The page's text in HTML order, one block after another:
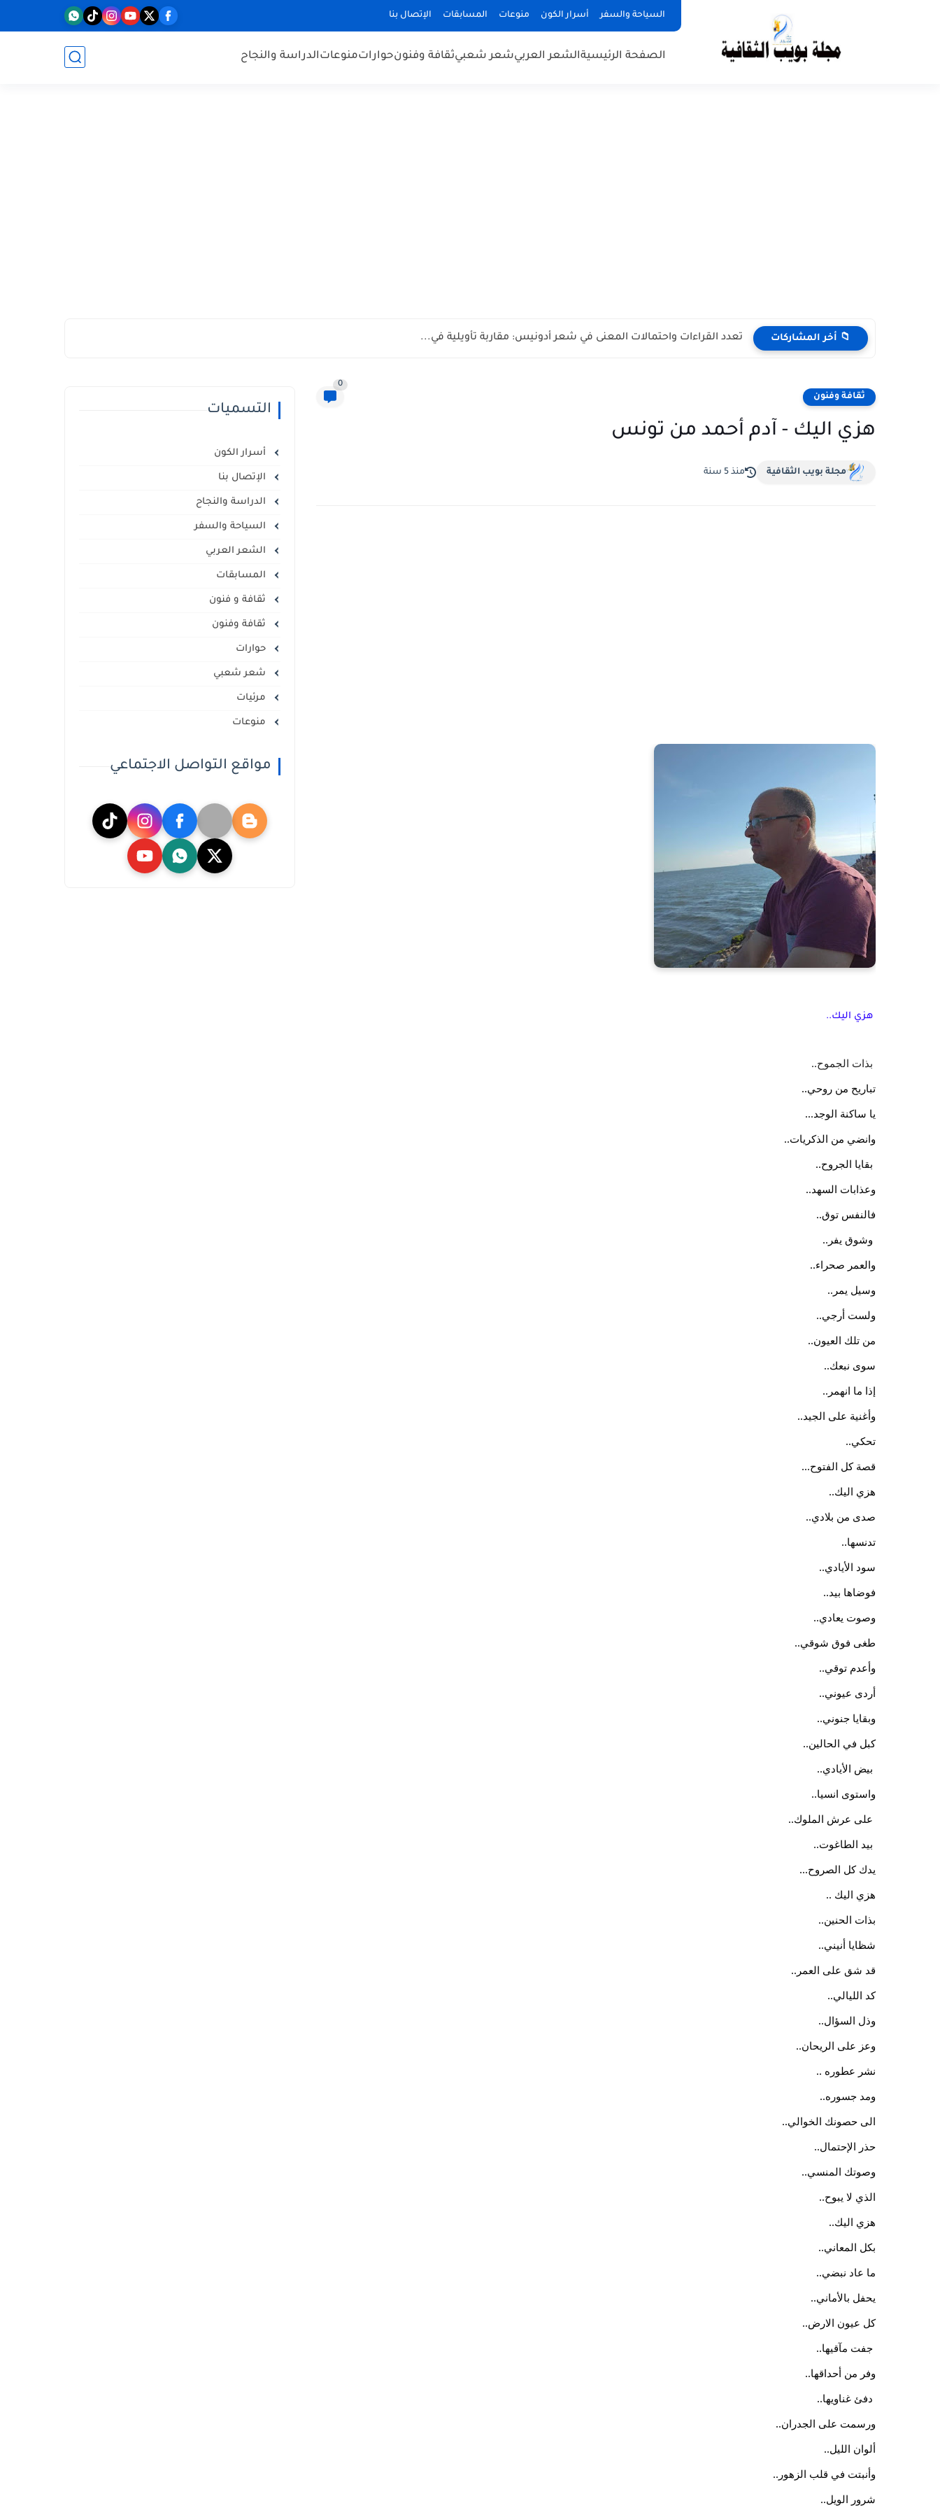
السياحة والسفر أسرار الكون منوعات المسابقات الإتصال بنا
الصفحة الرئيسيةالشعر العربيشعر شعبيثقافة وفنونحواراتمنوعاتالدراسة والنجاح
📁 أخر المشاركات تعدد القراءات واحتمالات المعنى في شعر أدونيس: مقاربة تأويلية في...
ثقافة وفنون
0
هزي اليك - آدم أحمد من تونس
مجلة بويب الثقافية منذ 5 سنة
هزي اليك..
تباريح من روحي..
يا ساكنة الوجد...
وانضي من الذكريات..
وعذابات السهد..
فالنفس توق..
والعمر صحراء..
وسيل يمر..
ولست أرجي..
من تلك العيون..
سوى نبعك..
إذا ما انهمر..
وأغنية على الجيد..
تحكي..
قصة كل الفتوح...
هزي اليك..
صدى من بلادي..
تدنسها..
سود الأيادي..
فوضاها بيد..
وصوت يعادي..
طغى فوق شوقي..
وأعدم توقي..
أردى عيوني..
وبقايا جنوني..
كبل في الحالين..
واستوى انسيا..
يدك كل الصروح...
هزي اليك ..
بذات الحنين..
شظايا أنيني..
قد شق على العمر..
كد الليالي..
وذل السؤال..
وعز على الريحان..
نشر عطوره ..
ومد جسوره..
الى حصونك الخوالي..
حذر الإحتمال..
وصوتك المنسي..
الذي لا يبوح..
هزي اليك..
بكل المعاني..
ما عاد نبضي..
يحفل بالأماني..
كل عيون الارض..
وفر من أحداقها..
ورسمت على الجدران..
ألوان الليل..
وأنبتت في قلب الزهور..
شرور الويل..
التسميات
أسرار الكون
الإتصال بنا
الدراسة والنجاح
السياحة والسفر
الشعر العربي
المسابقات
ثقافة و فنون
ثقافة وفنون
حوارات
شعر شعبي
مرئيات
منوعات
مواقع التواصل الاجتماعي